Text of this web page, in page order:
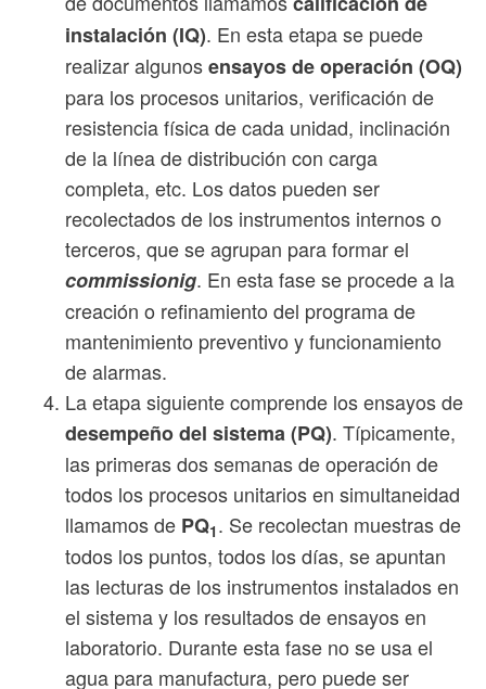
instalación (IQ). En esta etapa se puede
realizar algunosensayos de operación (OQ)
para los procesos unitarios, verificación de
resistencia física de cada unidad, inclinación
de la línea de distribución con carga
completa, etc. Los datos pueden ser
recolectados de los instrumentos internos o
terceros, que se agrupan para formar el
commissionig. En esta fase se procede a la
creación o refinamiento del programa de
mantenimiento preventivo y funcionamiento
de alarmas.
La etapa siguiente comprende los ensayos de
desempeño del sistema (PQ). Típicamente,
las primeras dos semanas de operación de
todos los procesos unitarios en simultaneidad
llamamos de PQ1 . Se recolectan muestras de
todos los puntos, todos los días, se apuntan
las lecturas de los instrumentos instalados en
el sistema y los resultados de ensayos en
laboratorio. Durante esta fase no se usa el
agua para manufactura, pero puede ser